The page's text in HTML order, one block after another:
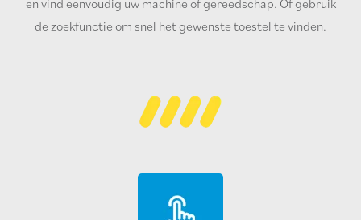
de zoekfunctie om snel het gewenste toestel te vinden.